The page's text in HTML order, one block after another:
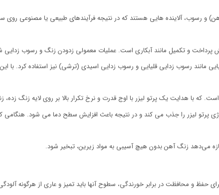
رسوب، آلاینده هایی هستند که در نتیجه فرآیندهای طبیعی یا مصنوعی
و تکمیل مانند آبکاری است. عملیات معمولی زدودن زنگ و رسوب زدایی
رسوب زدایی قلیایی و رسوب زدایی اسیدی (ترشی) نیز استفاده کرد. با
که با هدایت یک پرتو لیزر با اوج قدرت و نرخ تکرار بالا بر روی لایه زنگ
لیزر را جذب می کند و در نتیجه باعث افزایش سطح دما می شود. هنگامی که
می‌دهد زنگ آهن بدون هیچ آسیبی به مواد زیرین، تبخیر شود.
و محافظت در برابر خورندگی، سطوح آنها باید تمیز و عاری از هرگونه